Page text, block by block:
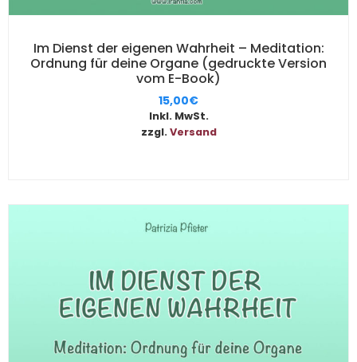
Im Dienst der eigenen Wahrheit – Meditation:
Ordnung für deine Organe (gedruckte Version
vom E-Book)
15,00€
Inkl. MwSt.
zzgl. Versand